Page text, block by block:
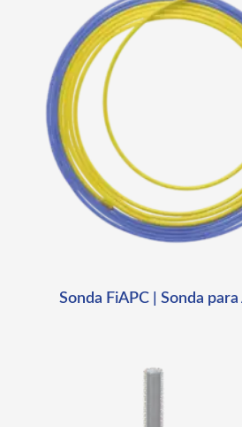
Sonda FiAPC | Sonda